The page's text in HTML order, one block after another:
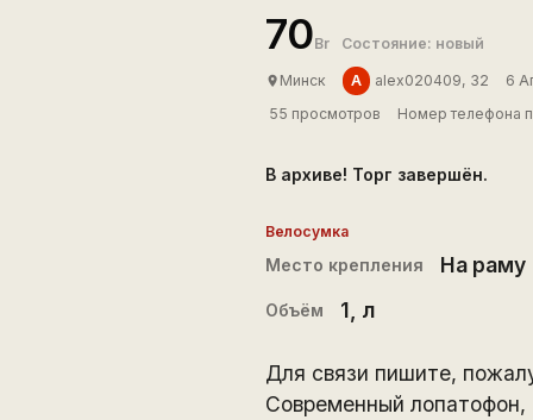
70Br Состояние: новый
place Минск A alex020409, 32
6
55 просмотров
Номер телефона
В архиве! Торг завершён.
Велосумка
Место крепления На раму
Объём 1 , л
Для связи пишите,
Современный